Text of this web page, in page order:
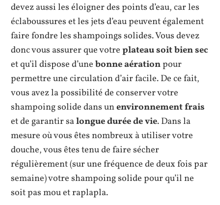
devez aussi les éloigner des points d’eau, car les
éclaboussures et les jets d’eau peuvent également
faire fondre les shampoings solides. Vous devez
donc vous assurer que votreplateau soit bien sec
et qu’il dispose d’unebonne aérationpour
permettre une circulation d’air facile. De ce fait,
vous avez la possibilité de conserver votre
shampoing solide dans unenvironnement frais
et de garantir salongue durée de vie. Dans la
mesure où vous êtes nombreux à utiliser votre
douche, vous êtes tenu de faire sécher
régulièrement (sur une fréquence de deux fois par
semaine) votre shampoing solide pour qu’il ne
soit pas mou et raplapla.